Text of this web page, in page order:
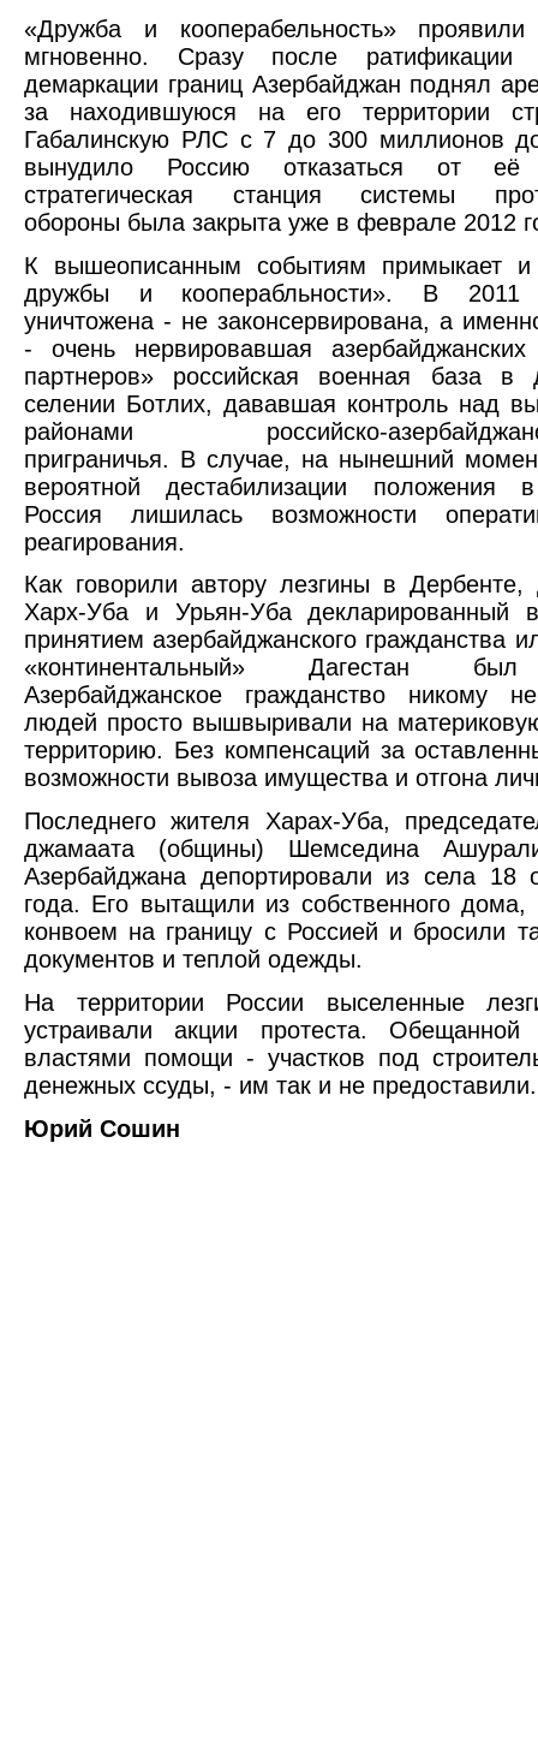
«Дружба и кооперабельность»
мгновенно. Сразу после ратификации
демаркации границ Азербайджан поднял
за находившуюся на его территории
Габалинскую РЛС с 7 до 300 миллионов
вынудило Россию отказаться от
стратегическая станция системы
обороны была закрыта уже в феврале 2012
К вышеописанным событиям примыкает и
дружбы и кооперабльности». В
уничтожена - не законсервирована, а
- очень нервировавшая
партнеров» российская военная база в
селении Ботлих, дававшая контроль над
районами российско-азербайджано-
приграничья. В случае, на нынешний
вероятной дестабилизации положения
Россия лишилась возможности
реагирования.
Как говорили автору лезгины в
Харх-Уба и Урьян-Уба декларированный
принятием азербайджанского гражданства
«континентальный» Дагестан
Азербайджанское гражданство никому
людей просто вышвыривали на
территорию. Без компенсаций за
возможности вывоза имущества и отгона
Последнего жителя Харах-Уба,
джамаата (общины) Шемседина
Азербайджана депортировали из села 18
года. Его вытащили из собственного
конвоем на границу с Россией и бросили
документов и теплой одежды.
На территории России выселенные
устраивали акции протеста. Обещанной
властями помощи - участков под
денежных ссуды, - им так и не предоставили.
Юрий Сошин